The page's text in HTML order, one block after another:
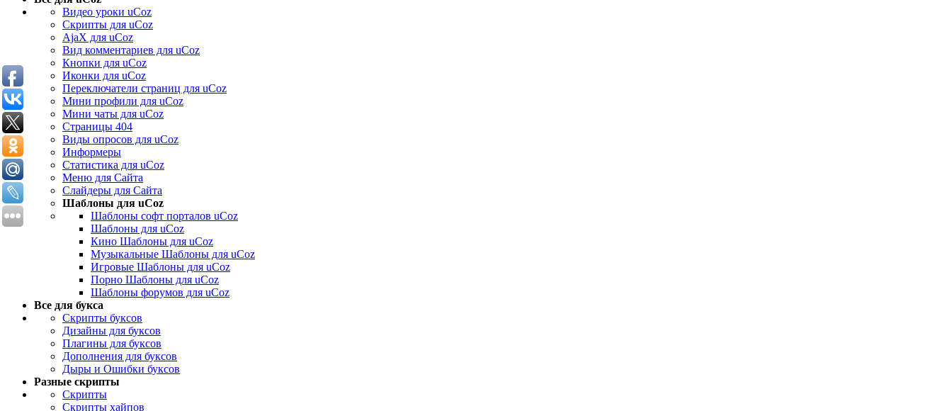
Видео уроки uCoz
Скрипты для uCoz
AjaX для uCoz
Вид комментариев для uCoz
Кнопки для uCoz
Иконки для uCoz
Переключатели страниц для uCoz
Мини профили для uCoz
Мини чаты для uCoz
Страницы 404
Виды опросов для uCoz
Информеры
Статистика для uCoz
Меню для Сайта
Слайдеры для Сайта
Шаблоны для uCoz
Шаблоны софт порталов uCoz
Шаблоны для uCoz
Кино Шаблоны для uCoz
Музыкальные Шаблоны для uCoz
Игровые Шаблоны для uCoz
Порно Шаблоны для uCoz
Шаблоны форумов для uCoz
Все для букса
Скрипты буксов
Дизайны для буксов
Плагины для буксов
Дополнения для буксов
Дыры и Ошибки буксов
Разные скрипты
Скрипты
Скрипты хайпов